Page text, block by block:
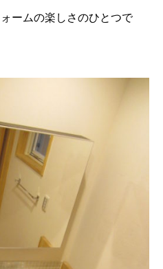
ームの楽しさのひとつで